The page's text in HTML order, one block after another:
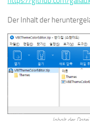
Der Inhalt der